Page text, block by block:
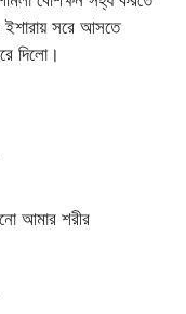
ইশারায় সরে আসতে
দিলো।
আমার শরীর